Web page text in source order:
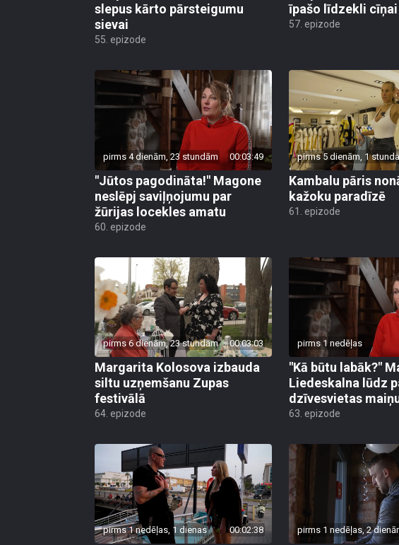
slepus kārto pārsteigumu
sievai
55. epizode
īpašo līdzekli
57. epizode
pirms 4 dienām, 23 stundām 00:03:49
"Jūtos pagodināta!" Magone
neslēpj saviļņojumu par
žūrijas locekles amatu
60. epizode
pirms 5 dienām, 1
Kambalu pāris
kažoku paradīzē
61. epizode
pirms 6 dienām, 23 stundām 00:03:03
Margarita Kolosova izbauda
siltu uzņemšanu Zupas
festivālā
64. epizode
pirms 1 nedēļas
"Kā būtu labāk?"
Liedeskalna lūdz
dzīvesvietas
63. epizode
pirms 1 nedēļas, 1 dienas 00:02:38 pirms 1 nedēļas, 2